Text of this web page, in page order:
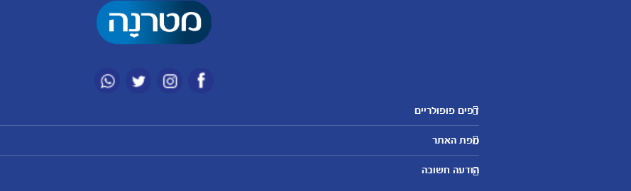
דפים פופולריים
מטרנה לשירותכם
היועצות שלנו
שאלות נפוצות
מועדון מטרנה
רכישת מוצרים
מפת האתר
אבני דרך
לקראת הריון
נושאים
כלים ומחשבונים
הודעה חשובה